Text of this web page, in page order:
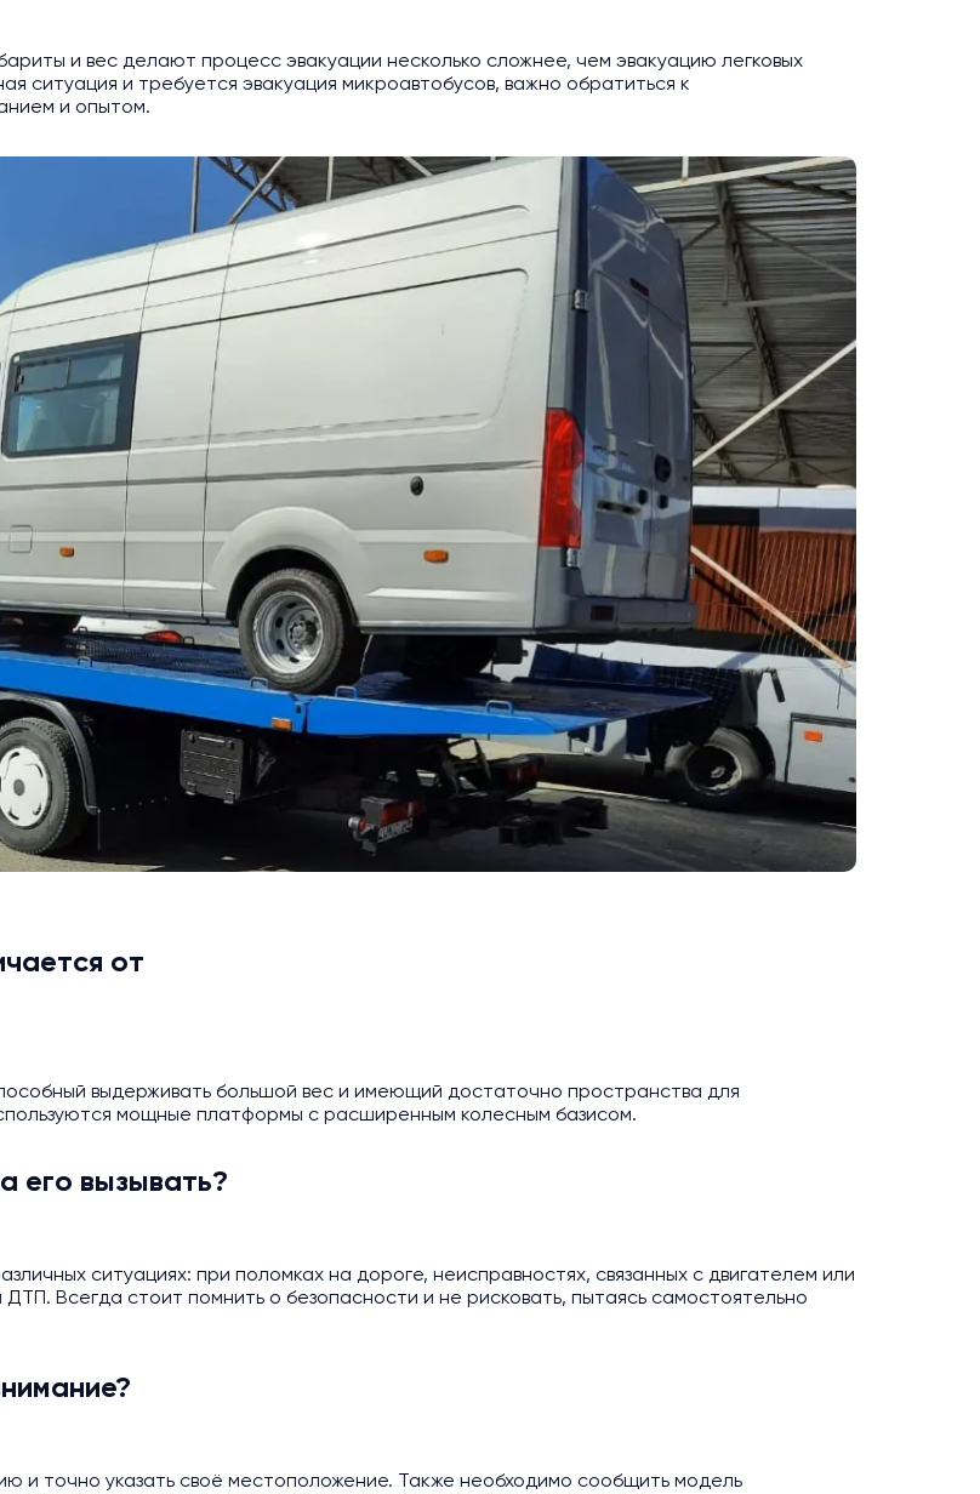
и вес делают процесс эвакуации несколько сложнее, чем эвакуацию легковых
ситуация и требуется эвакуация микроавтобусов, важно обратиться к
и опытом.
от
выдерживать большой вес и имеющий достаточно пространства для
мощные платформы с расширенным колесным базисом.
его вызывать?
ситуациях: при поломках на дороге, неисправностях, связанных с двигателем или
Всегда стоит помнить о безопасности и не рисковать, пытаясь самостоятельно
и точно указать своё местоположение. Также необходимо сообщить модель